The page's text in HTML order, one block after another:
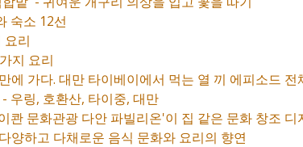
숙소 12선
요리
지 요리
에 가다. 대만 타이베이에서 먹는 열 끼 에피소드 전
우링, 호환산, 타이중, 대만
콴 문화관광 다안 파빌리온'이 집 같은 문화 창조 디
양하고 다채로운 음식 문화와 요리의 향연